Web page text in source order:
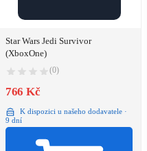
Star Wars Jedi Survivor
(XboxOne)
(0)
766 Kč
K dispozici u našeho dodavatele ·
9 dní